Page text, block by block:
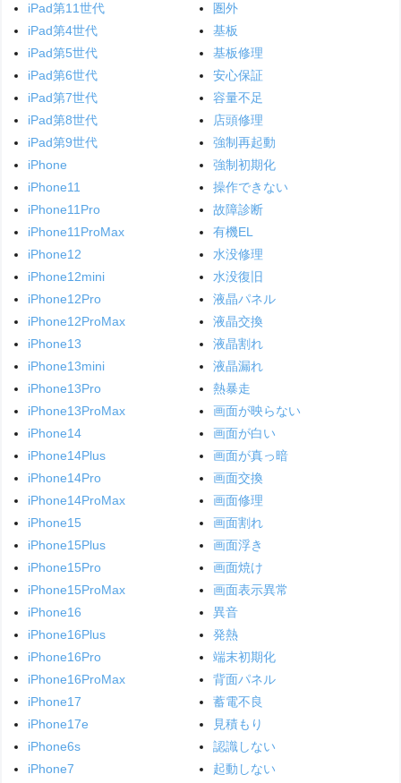
iPad第11世代
iPad第4世代
iPad第5世代
iPad第6世代
iPad第7世代
iPad第8世代
iPad第9世代
iPhone
iPhone11
iPhone11Pro
iPhone11ProMax
iPhone12
iPhone12mini
iPhone12Pro
iPhone12ProMax
iPhone13
iPhone13mini
iPhone13Pro
iPhone13ProMax
iPhone14
iPhone14Plus
iPhone14Pro
iPhone14ProMax
iPhone15
iPhone15Plus
iPhone15Pro
iPhone15ProMax
iPhone16
iPhone16Plus
iPhone16Pro
iPhone16ProMax
iPhone17
iPhone17e
iPhone6s
iPhone7
圏外
基板
基板修理
安心保証
容量不足
店頭修理
強制再起動
強制初期化
操作できない
故障診断
有機EL
水没修理
水没復旧
液晶パネル
液晶交換
液晶割れ
液晶漏れ
熱暴走
画面が映らない
画面が白い
画面が真っ暗
画面交換
画面修理
画面割れ
画面浮き
画面焼け
画面表示異常
異音
発熱
端末初期化
背面パネル
蓄電不良
見積もり
認識しない
起動しない